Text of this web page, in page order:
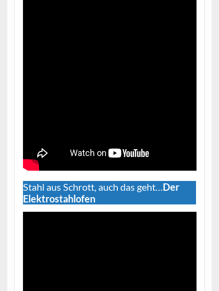
Stahl aus Schrott, auch das geht…Der
Elektrostahlofen